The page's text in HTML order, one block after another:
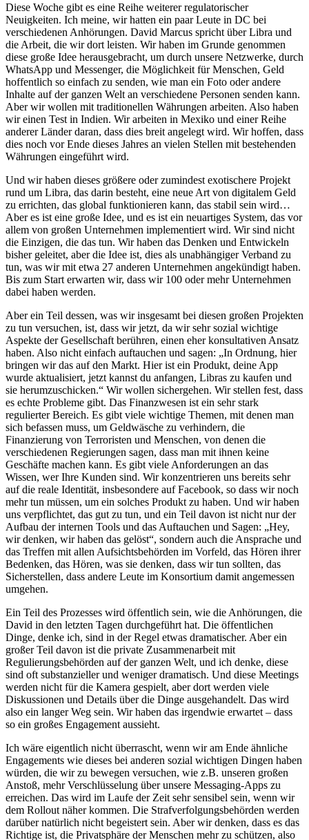
Diese Woche gibt es eine Reihe weiterer regulatorischer
Neuigkeiten. Ich meine, wir hatten ein paar Leute in DC bei
verschiedenen Anhörungen. David Marcus spricht über Libra und
die Arbeit, die wir dort leisten. Wir haben im Grunde genommen
diese große Idee herausgebracht, um durch unsere Netzwerke, durch
WhatsApp und Messenger, die Möglichkeit für Menschen, Geld
hoffentlich so einfach zu senden, wie man ein Foto oder andere
Inhalte auf der ganzen Welt an verschiedene Personen senden kann.
Aber wir wollen mit traditionellen Währungen arbeiten. Also haben
wir einen Test in Indien. Wir arbeiten in Mexiko und einer Reihe
anderer Länder daran, dass dies breit angelegt wird. Wir hoffen, dass
dies noch vor Ende dieses Jahres an vielen Stellen mit bestehenden
Währungen eingeführt wird.
Und wir haben dieses größere oder zumindest exotischere Projekt
rund um Libra, das darin besteht, eine neue Art von digitalem Geld
zu errichten, das global funktionieren kann, das stabil sein wird…
Aber es ist eine große Idee, und es ist ein neuartiges System, das vor
allem von großen Unternehmen implementiert wird. Wir sind nicht
die Einzigen, die das tun. Wir haben das Denken und Entwickeln
bisher geleitet, aber die Idee ist, dies als unabhängiger Verband zu
tun, was wir mit etwa 27 anderen Unternehmen angekündigt haben.
Bis zum Start erwarten wir, dass wir 100 oder mehr Unternehmen
dabei haben werden.
Aber ein Teil dessen, was wir insgesamt bei diesen großen Projekten
zu tun versuchen, ist, dass wir jetzt, da wir sehr sozial wichtige
Aspekte der Gesellschaft berühren, einen eher konsultativen Ansatz
haben. Also nicht einfach auftauchen und sagen: „In Ordnung, hier
bringen wir das auf den Markt. Hier ist ein Produkt, deine App
wurde aktualisiert, jetzt kannst du anfangen, Libras zu kaufen und
sie herumzuschicken.“ Wir wollen sichergehen. Wir stellen fest, dass
es echte Probleme gibt. Das Finanzwesen ist ein sehr stark
regulierter Bereich. Es gibt viele wichtige Themen, mit denen man
sich befassen muss, um Geldwäsche zu verhindern, die
Finanzierung von Terroristen und Menschen, von denen die
verschiedenen Regierungen sagen, dass man mit ihnen keine
Geschäfte machen kann. Es gibt viele Anforderungen an das
Wissen, wer Ihre Kunden sind. Wir konzentrieren uns bereits sehr
auf die reale Identität, insbesondere auf Facebook, so dass wir noch
mehr tun müssen, um ein solches Produkt zu haben. Und wir haben
uns verpflichtet, das gut zu tun, und ein Teil davon ist nicht nur der
Aufbau der internen Tools und das Auftauchen und Sagen: „Hey,
wir denken, wir haben das gelöst“, sondern auch die Ansprache und
das Treffen mit allen Aufsichtsbehörden im Vorfeld, das Hören ihrer
Bedenken, das Hören, was sie denken, dass wir tun sollten, das
Sicherstellen, dass andere Leute im Konsortium damit angemessen
umgehen.
Ein Teil des Prozesses wird öffentlich sein, wie die Anhörungen, die
David in den letzten Tagen durchgeführt hat. Die öffentlichen
Dinge, denke ich, sind in der Regel etwas dramatischer. Aber ein
großer Teil davon ist die private Zusammenarbeit mit
Regulierungsbehörden auf der ganzen Welt, und ich denke, diese
sind oft substanzieller und weniger dramatisch. Und diese Meetings
werden nicht für die Kamera gespielt, aber dort werden viele
Diskussionen und Details über die Dinge ausgehandelt. Das wird
also ein langer Weg sein. Wir haben das irgendwie erwartet – dass
so ein großes Engagement aussieht.
Ich wäre eigentlich nicht überrascht, wenn wir am Ende ähnliche
Engagements wie dieses bei anderen sozial wichtigen Dingen haben
würden, die wir zu bewegen versuchen, wie z.B. unseren großen
Anstoß, mehr Verschlüsselung über unsere Messaging-Apps zu
erreichen. Das wird im Laufe der Zeit sehr sensibel sein, wenn wir
dem Rollout näher kommen. Die Strafverfolgungsbehörden werden
darüber natürlich nicht begeistert sein. Aber wir denken, dass es das
Richtige ist, die Privatsphäre der Menschen mehr zu schützen, also